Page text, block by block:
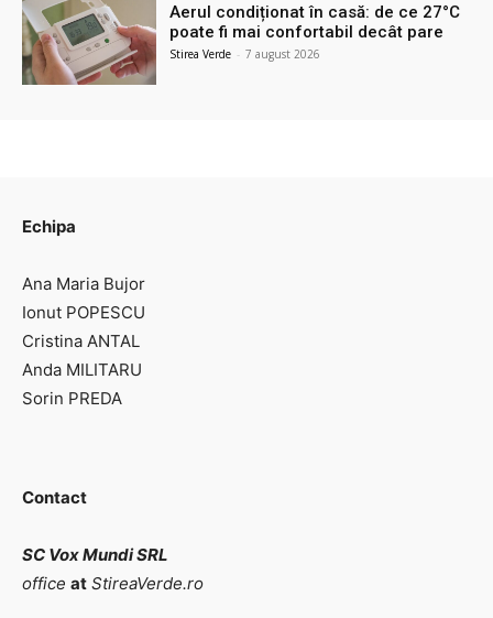
Aerul condiționat în casă: de ce 27°C
poate fi mai confortabil decât pare
Stirea Verde - 7 august 2026
Echipa
Ana Maria Bujor
Ionut POPESCU
Cristina ANTAL
Anda MILITARU
Sorin PREDA
Contact
SC Vox Mundi SRL
office at StireaVerde.ro